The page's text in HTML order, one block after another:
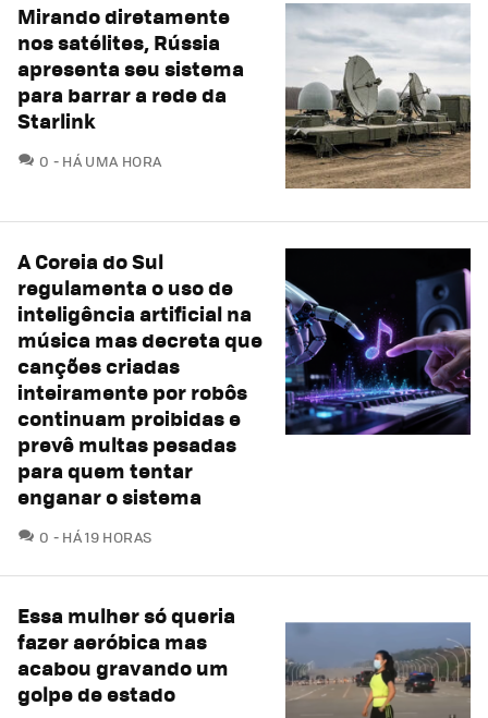
Mirando diretamente
nos satélites, Rússia
apresenta seu sistema
para barrar a rede da
Starlink
0 COMENTÁRIOS
HÁ UMA HORA
A Coreia do Sul
regulamenta o uso de
inteligência artificial na
música mas decreta que
canções criadas
inteiramente por robôs
continuam proibidas e
prevê multas pesadas
para quem tentar
enganar o sistema
0 COMENTÁRIOS
HÁ 19 HORAS
Essa mulher só queria
fazer aeróbica mas
acabou gravando um
golpe de estado